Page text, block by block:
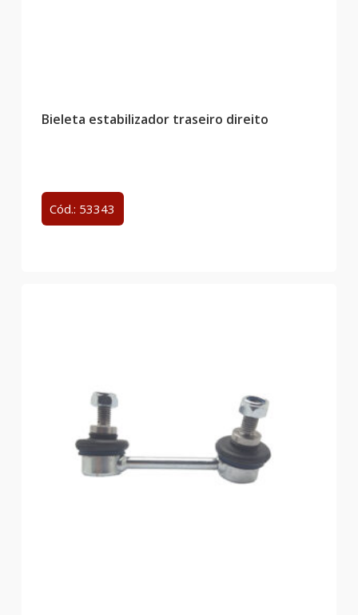
Bieleta estabilizador traseiro direito
Cód.: 53343